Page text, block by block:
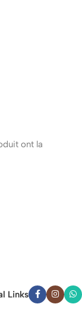
ont la
Links